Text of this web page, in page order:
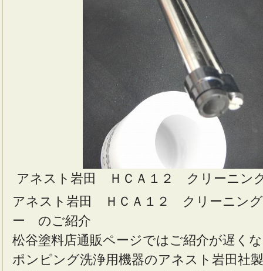
アネスト岩田 ＨＣＡ１２ クリーニン
アネスト岩田 ＨＣＡ１２ クリーニン
ー のご紹介
松谷塗料店通販ページではご紹介が遅く
ポンピング洗浄用機器のアネスト岩田